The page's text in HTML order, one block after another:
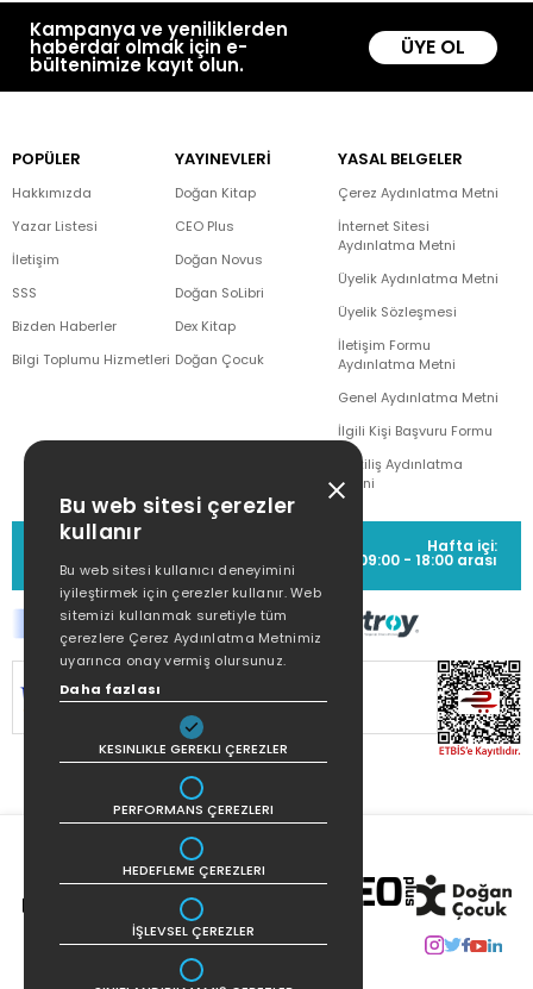
Kampanya ve yeniliklerden
haberdar olmak için e-
bültenimize kayıt olun.
ÜYE OL
POPÜLER
Hakkımızda
Yazar Listesi
İletişim
SSS
Bizden Haberler
Bilgi Toplumu Hizmetleri
YAYINEVLERİ
Doğan Kitap
CEO Plus
Doğan Novus
Doğan SoLibri
Dex Kitap
Doğan Çocuk
YASAL BELGELER
Çerez Aydınlatma Metni
İnternet Sitesi
Aydınlatma Metni
Üyelik Aydınlatma Metni
Üyelik Sözleşmesi
İletişim Formu
Aydınlatma Metni
Genel Aydınlatma Metni
İlgili Kişi Başvuru Formu
Çekiliş Aydınlatma
Metni
MÜŞTERİ HİZMETLERİ
(0212) 373 77 00
Hafta içi:
09:00 - 18:00 arası
SİTEMİZ
KORUNMAKTADIR.
Bu web sitesi çerezler
kullanır
Bu web sitesi kullanıcı deneyimini
iyileştirmek için çerezler kullanır. Web
sitemizi kullanmak suretiyle tüm
çerezlere Çerez Aydınlatma Metnimiz
uyarınca onay vermiş olursunuz.
Daha fazlası
KESINLIKLE GEREKLI ÇEREZLER
PERFORMANS ÇEREZLERI
HEDEFLEME ÇEREZLERI
İŞLEVSEL ÇEREZLER